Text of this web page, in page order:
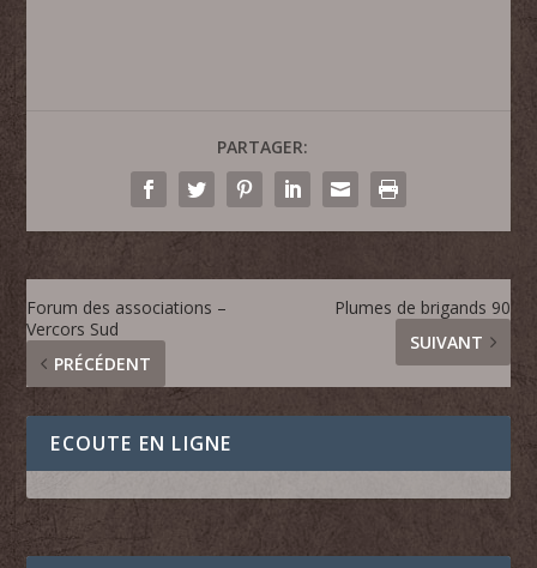
PARTAGER:
Forum des associations –
Vercors Sud
PRÉCÉDENT
Plumes de brigands 90
SUIVANT
ECOUTE EN LIGNE